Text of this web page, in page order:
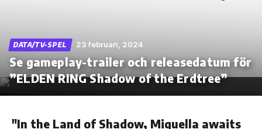
Skip
the
DATA/TV-SPEL 23 februari, 2024
Se gameplay-trailer och releasedatum för
”ELDEN RING Shadow of the Erdtree”
"In the Land of Shadow, Miquella awaits